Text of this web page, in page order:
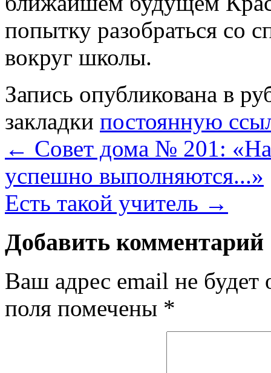
попытку разобраться со
вокруг школы.
Запись опубликована в
закладки постоянную
← Совет дома № 201:
успешно выполняются...»
Есть такой учитель →
Добавить комментарий
Ваш адрес email не будет
поля помечены *